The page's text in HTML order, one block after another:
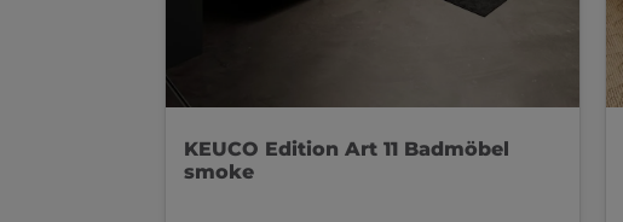
KEUCO Edition Art 11 Badmöbel
smoke